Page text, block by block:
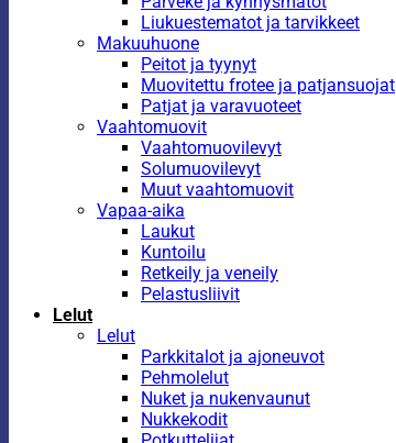
Liukuestematot ja tarvikkeet
Makuuhuone
Peitot ja tyynyt
Muovitettu frotee ja patjansuojat
Patjat ja varavuoteet
Vaahtomuovit
Vaahtomuovilevyt
Solumuovilevyt
Muut vaahtomuovit
Vapaa-aika
Laukut
Kuntoilu
Retkeily ja veneily
Pelastusliivit
Lelut
Lelut
Parkkitalot ja ajoneuvot
Pehmolelut
Nuket ja nukenvaunut
Nukkekodit